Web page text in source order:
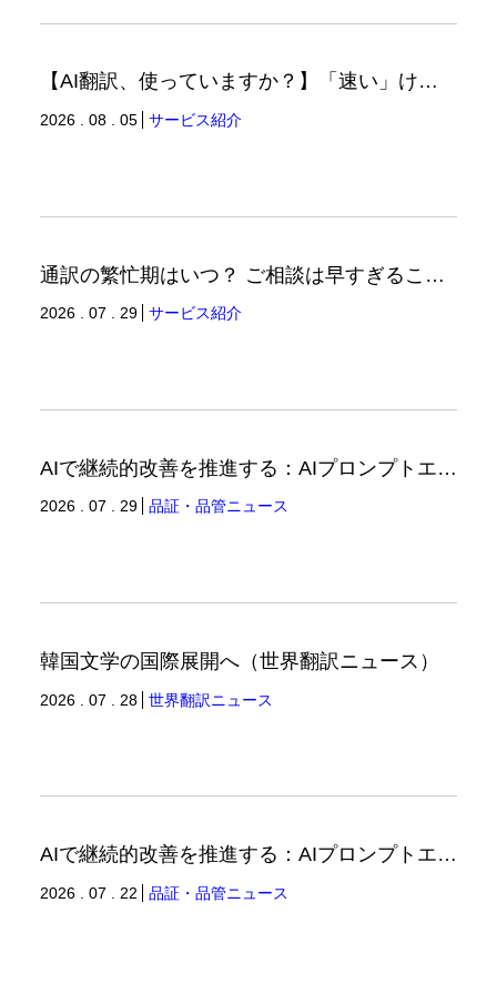
【AI翻訳、使っていますか？】「速い」けど「正しい」は別の話（翻訳ブログ）
2026 . 08 . 05 サービス紹介
通訳の繁忙期はいつ？ ご相談は早すぎることはありません。（通訳ブログ）
2026 . 07 . 29 サービス紹介
AIで継続的改善を推進する：AIプロンプトエンジニアリングへの品質思考の適用-3（品証品管ニュース）
2026 . 07 . 29 品証・品管ニュース
韓国文学の国際展開へ（世界翻訳ニュース）
2026 . 07 . 28 世界翻訳ニュース
AIで継続的改善を推進する：AIプロンプトエンジニアリングへの品質思考の適用-2（品証品管ニュース）
2026 . 07 . 22 品証・品管ニュース